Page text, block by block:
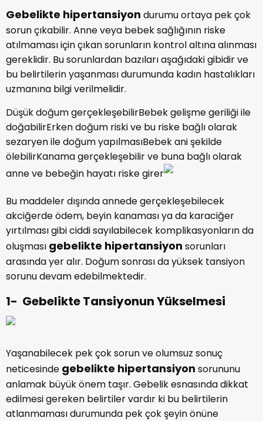
Gebelikte hipertansiyon durumu ortaya pek çok
sorun çıkabilir. Anne veya bebek sağlığının riske
atılmaması için çıkan sorunların kontrol altına alınması
gereklidir. Bu sorunlardan bazıları aşağıdaki gibidir ve
bu belirtilerin yaşanması durumunda kadın hastalıkları
uzmanına bilgi verilmelidir.
Düşük doğum gerçekleşebilirBebek gelişme geriliği ile
doğabilirErken doğum riski ve bu riske bağlı olarak
sezaryen ile doğum yapılmasıBebek ani şekilde
ölebilirKanama gerçekleşebilir ve buna bağlı olarak
anne ve bebeğin hayatı riske girer
Bu maddeler dışında annede gerçekleşebilecek
akciğerde ödem, beyin kanaması ya da karaciğer
yırtılması gibi ciddi sayılabilecek komplikasyonların da
oluşması gebelikte hipertansiyon sorunları
arasında yer alır. Doğum sonrası da yüksek tansiyon
sorunu devam edebilmektedir.
1- Gebelikte Tansiyonun Yükselmesi
Yaşanabilecek pek çok sorun ve olumsuz sonuç
neticesinde gebelikte hipertansiyon sorununu
anlamak büyük önem taşır. Gebelik esnasında dikkat
edilmesi gereken belirtiler vardır ki bu belirtilerin
atlanmaması durumunda pek çok şeyin önüne